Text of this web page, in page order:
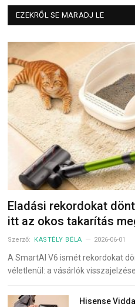
EZEKRŐL SE MARADJ LE
Eladási rekordokat
itt az okos takarítás
Szerző: KASTÉLY BÉLA 2026-06-01
A SmartAI V6 ismét rekordokat
véletlenül: a vásárlók
Hisense